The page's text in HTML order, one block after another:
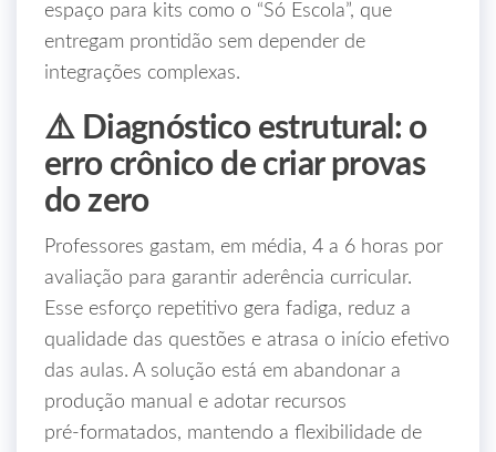
espaço para kits como o “Só Escola”, que
entregam prontidão sem depender de
integrações complexas.
⚠️ Diagnóstico estrutural: o
erro crônico de criar provas
do zero
Professores gastam, em média, 4 a 6 horas por
avaliação para garantir aderência curricular.
Esse esforço repetitivo gera fadiga, reduz a
qualidade das questões e atrasa o início efetivo
das aulas. A solução está em abandonar a
produção manual e adotar recursos
pré‑formatados, mantendo a flexibilidade de